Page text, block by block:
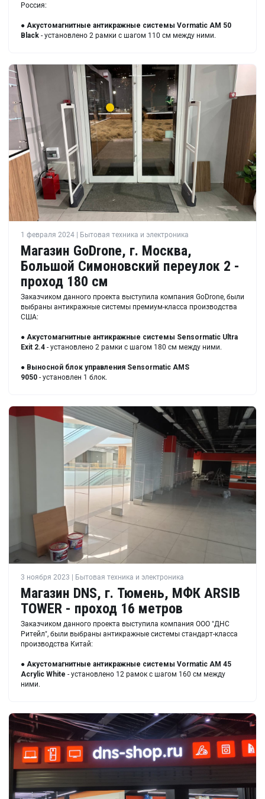
Россия:
● Акустомагнитные антикражные системы Vormatic AM 50
Black - установлено 2 рамки с шагом 110 см между ними.
1 февраля 2024 | Бытовая техника и электроника
Магазин GoDrone, г. Москва,
Большой Симоновский переулок 2 -
проход 180 см
Заказчиком данного проекта выступила компания GoDrone, были
выбраны антикражные системы премиум-класса производства
США:
● Акустомагнитные антикражные системы Sensormatic Ultra
Exit 2.4 - установлено 2 рамки с шагом 180 см между ними.
● Выносной блок управления Sensormatic AMS
9050 - установлен 1 блок.
3 ноября 2023 | Бытовая техника и электроника
Магазин DNS, г. Тюмень, МФК ARSIB
TOWER - проход 16 метров
Заказчиком данного проекта выступила компания ООО "ДНС
Ритейл", были выбраны антикражные системы стандарт-класса
производства Китай:
● Акустомагнитные антикражные системы Vormatic AM 45
Acrylic White - установлено 12 рамок с шагом 160 см между
ними.